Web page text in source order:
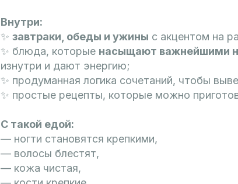
Внутри:
✨ завтраки, обеды и ужины с акцентом на
✨ блюда, которые насыщают важнейшими
изнутри и дают энергию;
✨ продуманная логика сочетаний, чтобы
✨ простые рецепты, которые можно
С такой едой:
— ногти становятся крепкими,
— волосы блестят,
— кожа чистая,